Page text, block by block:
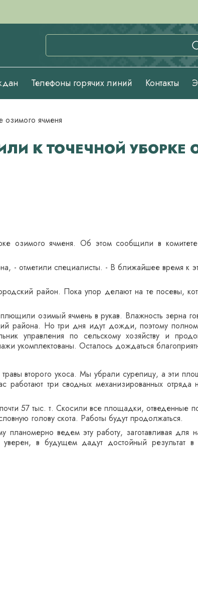
Телефоны горячих линий Контакты
озимого ячменя
К ТОЧЕЧНОЙ УБОРКЕ
озимого ячменя. Об этом сообщили в
- отметили специалисты. - В ближайшее время к
район. Пока упор делают на те посевы,
озимый ячмень в рукав. Влажность зерна
района. Но три дня идут дожди, поэтому
управления по сельскому хозяйству и
укомплектованы. Осталось дождаться
второго укоса. Мы убрали сурепицу, а эти
три сводных механизированных
57 тыс. т. Скосили все площадки, отведенные
голову скота. Работы будут продолжаться.
ведем эту работу, заготавливая для
в будущем дадут достойный результат в